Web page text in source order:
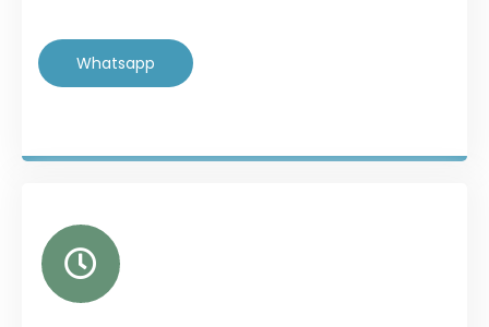
Whatsapp